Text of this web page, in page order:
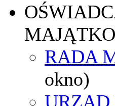
RADA
okno)